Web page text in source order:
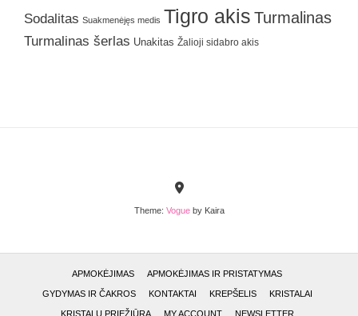
Sodalitas Suakmenėjęs medis Tigro akis Turmalinas
Turmalinas šerlas Unakitas Žalioji sidabro akis
Theme: Vogueby Kaira
APMOKĖJIMAS APMOKĖJIMAS IR PRISTATYMAS
GYDYMAS IR ČAKROS KONTAKTAI KREPŠELIS KRISTALAI
KRISTALŲ PRIEŽIŪRA MY ACCOUNT NEWSLETTER